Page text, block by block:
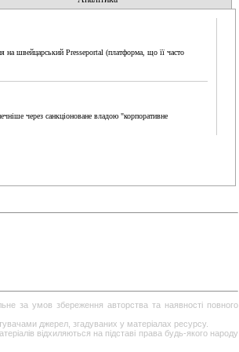
на швейцарський Presseportal (платформа, що її часто
через санкціоноване владою "корпоративне
за умов збереження авторства та наявності повного
джерел, згадуваних у матеріалах ресурсу.
відхиляються на підставі права будь-якого народу